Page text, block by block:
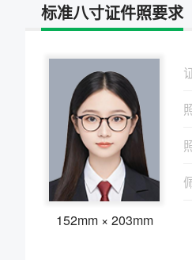
报名照片
普通话|三支一扶
批量处理证件照
照片换背景色、修
高效批量改图，会
证件照回执
社保卡|居住证
网约车证|货运资格
图片加水印
图片去水印
涂抹轻松去掉照片
物、瑕疵和斑点
标准八寸证件照要求
152mm × 203mm